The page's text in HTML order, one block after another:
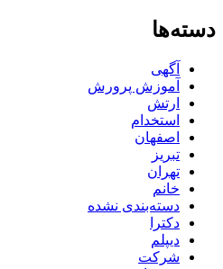
دسته‌ها
آگهی
آموزش پرورش
ارتش
استخدام
اصفهان
تبریز
تهران
خانم
دسته‌بندی نشده
دکترا
دیپلم
شرکت